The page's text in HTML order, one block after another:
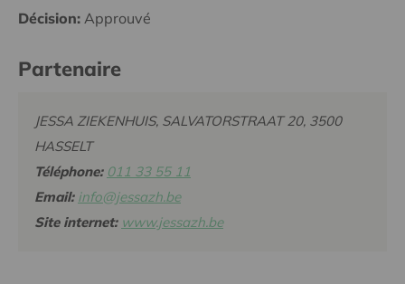
Décision: Approuvé
Partenaire
JESSA ZIEKENHUIS, SALVATORSTRAAT 20, 3500
HASSELT
Téléphone: 011 33 55 11
Email: info@jessazh.be
Site internet: www.jessazh.be